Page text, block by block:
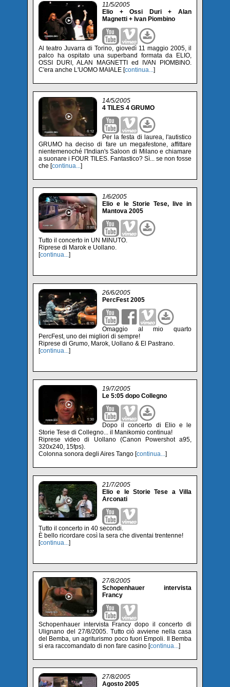
11/5/2005
Elio + Ossi Duri + Alan
Magnetti + Ivan Piombino
Al teatro Juvarra di Torino, giovedì 11 maggio 2005, il
palco ha ospitato una superband formata da ELIO,
OSSI DURI, ALAN MAGNETTI ed IVAN PIOMBINO.
C'era anche L'UOMO MAIALE [continua...]
14/5/2005
4 TILES 4 GRUMO
Per la festa di laurea, l'autistico
GRUMO ha deciso di fare un megafestone, affittare
nientemenoché l'Indian's Saloon di Milano e chiamare
a suonare i FOUR TILES. Fantastico? Sì... se non fosse
che [continua...]
1/6/2005
Elio e le Storie Tese, live in
Mantova 2005
Tutto il concerto in UN MINUTO.
Riprese di Marok e Uollano.
[continua...]
26/6/2005
PercFest 2005
Omaggio al mio quarto
PercFest, uno dei migliori di sempre!
Riprese di Grumo, Marok, Uollano & El Pastrano.
[continua...]
19/7/2005
Le 5:05 dopo Collegno
Dopo il concerto di Elio e le
Storie Tese di Collegno... il Manikomio continua!
Riprese video di Uollano (Canon Powershot a95,
320x240, 15fps).
Colonna sonora degli Aires Tango [continua...]
21/7/2005
Elio e le Storie Tese a Villa
Arconati
Tutto il concerto in 40 secondi.
È bello ricordare così la sera che diventai trentenne!
[continua...]
27/8/2005
Schopenhauer intervista
Francy
Schopenhauer intervista Francy dopo il concerto di
Ulignano del 27/8/2005. Tutto ciò avviene nella casa
del Bemba, un agriturismo poco fuori Empoli. Il Bemba
si era raccomandato di non fare casino [continua...]
27/8/2005
Agosto 2005